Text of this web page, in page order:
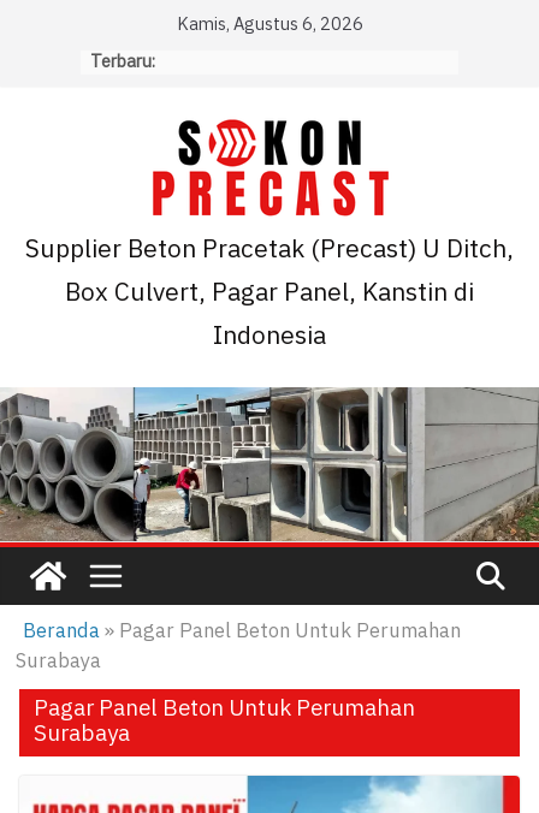
Kamis, Agustus 6, 2026
Terbaru:
Supplier Beton Pracetak (Precast) U Ditch,
Box Culvert, Pagar Panel, Kanstin di
Indonesia
Beranda» Pagar Panel Beton Untuk Perumahan
Surabaya
Pagar Panel Beton Untuk Perumahan
Surabaya